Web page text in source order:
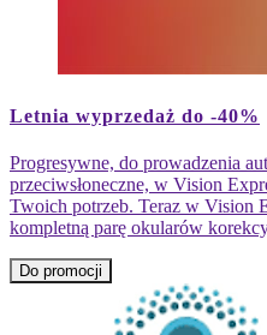
obrazie
widać
ludzi
–
kobietę
z
długimi,
falującymi
Letnia wyprzedaż do -40%
Progresywne, do prowadzenia
przeciwsłoneczne, w Vision
Twoich potrzeb. Teraz w Vision
kompletną parę okularów
Do promocji